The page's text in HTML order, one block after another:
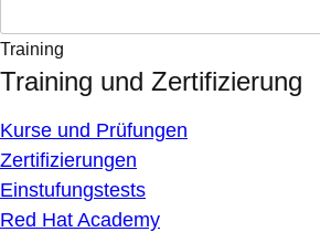
Training
Training und Zertifizierung
Kurse und Prüfungen
Zertifizierungen
Einstufungstests
Red Hat Academy